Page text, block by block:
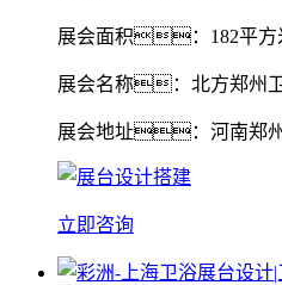
展会面积：182平方
展会名称：北方郑州
展会地址：河南郑
立即咨询